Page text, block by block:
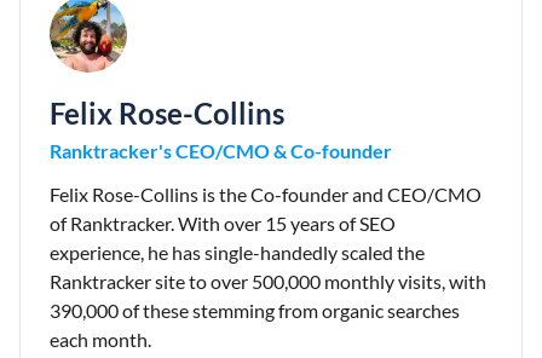
Felix Rose-Collins
Ranktracker's CEO/CMO & Co-founder
Felix Rose-Collins is the Co-founder and CEO/CMO
of Ranktracker. With over 15 years of SEO
experience, he has single-handedly scaled the
Ranktracker site to over 500,000 monthly visits, with
390,000 of these stemming from organic searches
each month.